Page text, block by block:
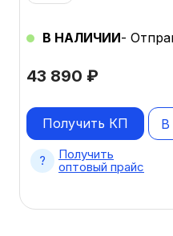
43 890 ₽
В НАЛИЧИИ-
В
Получить КП
Получить
оптовый прайс